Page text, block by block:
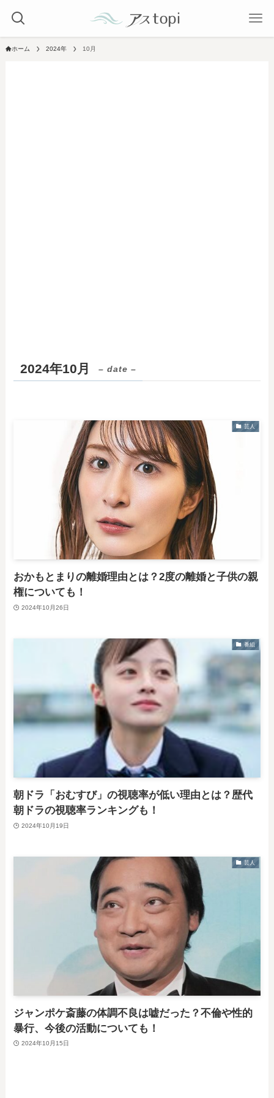
ホーム 2024年 10月
2024年10月 – date –
芸人
おかもとまりの離婚理由とは？2度の離婚と子供の親
権についても！
2024年10月26日
番組
朝ドラ「おむすび」の視聴率が低い理由とは？歴代
朝ドラの視聴率ランキングも！
2024年10月19日
芸人
ジャンポケ斎藤の体調不良は嘘だった？不倫や性的
暴行、今後の活動についても！
2024年10月15日